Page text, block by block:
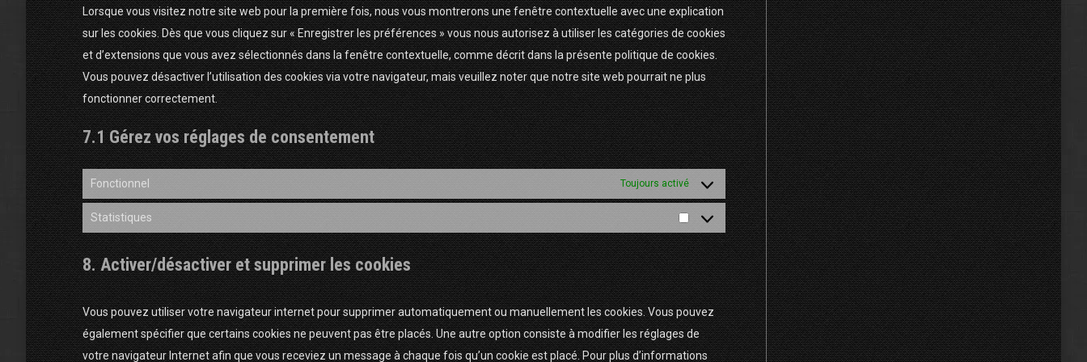
Lorsque vous visitez notre site web pour la première fois, nous vous montrerons une fenêtre contextuelle avec une explication
sur les cookies. Dès que vous cliquez sur « Enregistrer les préférences » vous nous autorisez à utiliser les catégories de cookies
et d’extensions que vous avez sélectionnés dans la fenêtre contextuelle, comme décrit dans la présente politique de cookies.
Vous pouvez désactiver l’utilisation des cookies via votre navigateur, mais veuillez noter que notre site web pourrait ne plus
fonctionner correctement.
7.1 Gérez vos réglages de consentement
Fonctionnel Toujours activé
Statistiques
Statistiques
8. Activer/désactiver et supprimer les cookies
Vous pouvez utiliser votre navigateur internet pour supprimer automatiquement ou manuellement les cookies. Vous pouvez
également spécifier que certains cookies ne peuvent pas être placés. Une autre option consiste à modifier les réglages de
votre navigateur Internet afin que vous receviez un message à chaque fois qu’un cookie est placé. Pour plus d’informations